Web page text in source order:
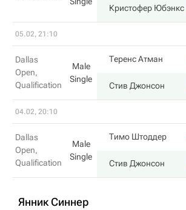
Кристофер Юбэнкс
05.02, 21:10
Dallas
Open,
Qualification
Male
Single
Теренс Атман
Стив Джонсон
04.02, 20:10
Dallas
Open,
Qualification
Male
Single
Тимо Штоддер
Стив Джонсон
Янник Синнер